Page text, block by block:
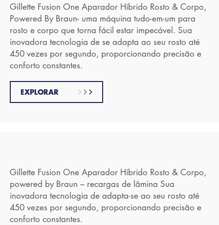
Gillette Fusion One Aparador Híbrido Rosto & Corpo,
Powered By Braun- uma máquina tudo-em-um para
rosto e corpo que torna fácil estar impecável. Sua
inovadora tecnologia de se adapta ao seu rosto até
450 vezes por segundo, proporcionando precisão e
conforto constantes.
EXPLORAR
Gillette Fusion One Aparador Híbrido Rosto & Corpo,
powered by Braun – recargas de lâmina Sua
inovadora tecnologia de adapta-se ao seu rosto até
450 vezes por segundo, proporcionando precisão e
conforto constantes.